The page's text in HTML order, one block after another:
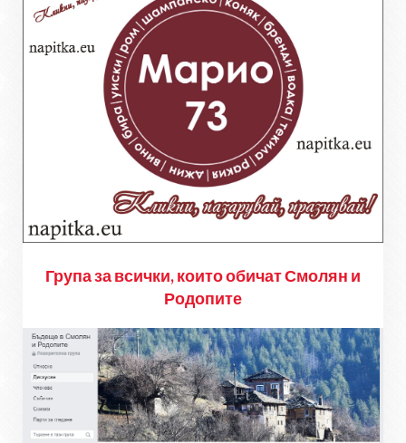
Група за всички, които обичат Смолян и
Родопите